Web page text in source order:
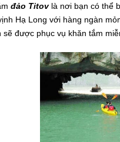
đảo Titovlà nơi bạn có thể
Hạ Long với hàng ngàn
sẽ được phục vụ khăn tắm